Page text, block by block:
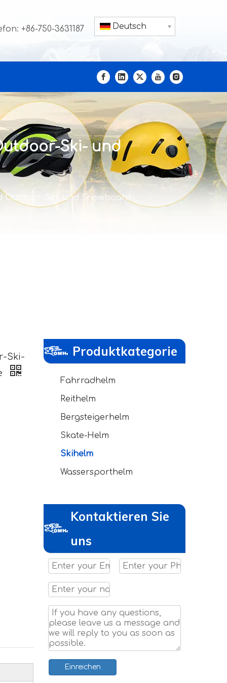
+86-750-3631187 Deutsch
Ski- und
Outdoor-Ski- und Snowboard-
Ski-
Produktkategorie
Fahrradhelm
Reithelm
Bergsteigerhelm
Skate-Helm
Skihelm
Wassersporthelm
Kontaktieren Sie
uns
Einreichen